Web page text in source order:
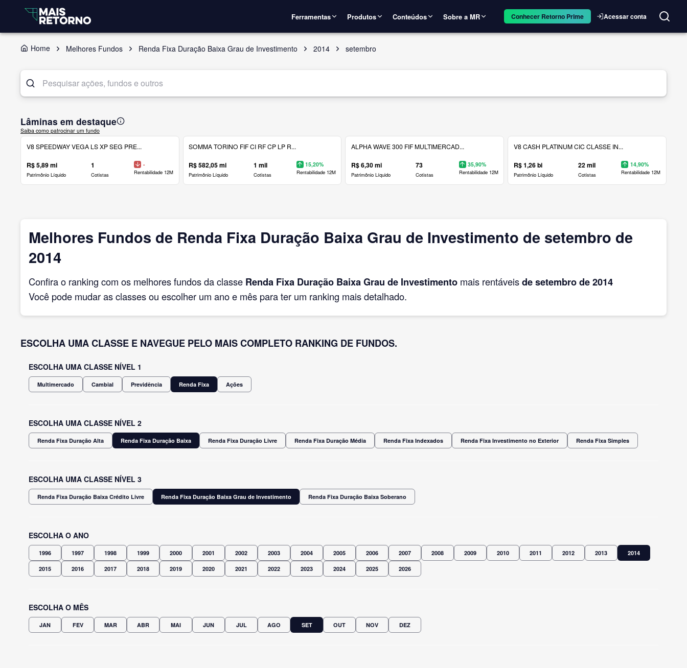
Ferramentas Produtos Conteúdos Sobre a MR Conhecer Retorno Prime Acessar conta
Home Melhores Fundos Renda Fixa Duração Baixa Grau de Investimento 2014 setembro
Lâminas em destaque
Saiba como patrocinar um fundo
V8 SPEEDWAY VEGA LS XP SEG PRE...
R$ 5,89 mi
Patrimônio Líquido
1
Cotistas
-
Rentabilidade 12M
SOMMA TORINO FIF CI RF CP LP R...
R$ 582,05 mi
Patrimônio Líquido
1 mil
Cotistas
15,20%
Rentabilidade 12M
ALPHA WAVE 300 FIF MULTIMERCAD...
R$ 6,30 mi
Patrimônio Líquido
73
Cotistas
35,90%
Rentabilidade 12M
V8 CASH PLATINUM CIC CLASSE IN...
R$ 1,26 bi
Patrimônio Líquido
22 mil
Cotistas
14,90%
Rentabilidade 12M
Melhores Fundos de Renda Fixa Duração Baixa Grau de Investimento de setembro de
2014
Confira o ranking com os melhores fundos da classe Renda Fixa Duração Baixa Grau de Investimento mais rentáveisde setembrode 2014
Você pode mudar as classes ou escolher um ano e mês para ter um ranking mais detalhado.
ESCOLHA UMA CLASSE E NAVEGUE PELO MAIS COMPLETO RANKING DE FUNDOS.
ESCOLHA UMA CLASSE NÍVEL 1
Multimercado Cambial Previdência Renda Fixa Ações
ESCOLHA UMA CLASSE NÍVEL 2
Renda Fixa Duração Alta Renda Fixa Duração Baixa Renda Fixa Duração Livre Renda Fixa Duração Média Renda Fixa Indexados Renda Fixa Investimento no Exterior Renda Fixa Simples
ESCOLHA UMA CLASSE NÍVEL 3
Renda Fixa Duração Baixa Crédito Livre Renda Fixa Duração Baixa Grau de Investimento Renda Fixa Duração Baixa Soberano
ESCOLHA O ANO
1996 1997 1998 1999 2000 2001 2002 2003 2004 2005 2006 2007 2008 2009 2010 2011 2012 2013 2014
2015 2016 2017 2018 2019 2020 2021 2022 2023 2024 2025 2026
ESCOLHA O MÊS
JAN FEV MAR ABR MAI JUN JUL AGO SET OUT NOV DEZ